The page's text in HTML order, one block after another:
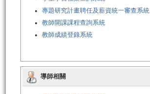
專題研究計畫聘任及薪資統一審查系統
教師開課課程查詢系統
教師成績登錄系統
導師相關